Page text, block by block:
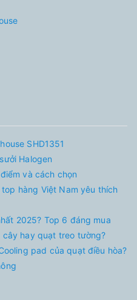
SHD1351
Halogen
và cách chọn
hàng Việt Nam yêu thích
2025? Top 6 đáng mua
cây hay quạt treo tường?
pad của quạt điều hòa?